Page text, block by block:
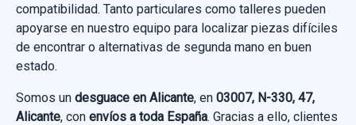
Consultar por whatsapp
compatibilidad. Tanto particulares como talleres pueden
apoyarse en nuestro equipo para localizar piezas difíciles
de encontrar o alternativas de segunda mano en buen
estado.
Somos un desguace en Alicante, en 03007, N-330, 47,
Alicante, con envíos a toda España. Gracias a ello, clientes